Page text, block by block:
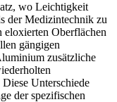
wo Leichtigkeit
der Medizintechnik zu
Oberflächen
gängigen
zusätzliche
Unterschiede
der spezifischen